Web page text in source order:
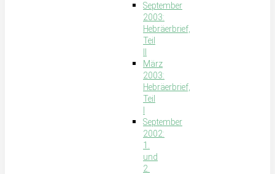
September
2003:
Hebräerbrief,
Teil
März
2003:
Hebräerbrief,
Teil
September
2002:
1.
und
2.